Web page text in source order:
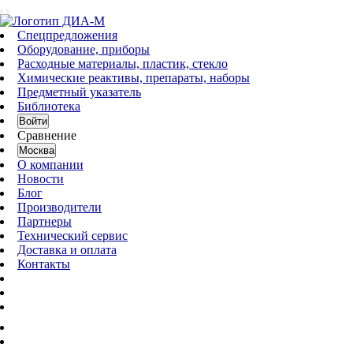
Спецпредложения
Оборудование, приборы
Расходные материалы, пластик, стекло
Химические реактивы, препараты, наборы
Предметный указатель
Библиотека
Войти
Сравнение
Москва
О компании
Новости
Блог
Производители
Партнеры
Технический сервис
Доставка и оплата
Контакты